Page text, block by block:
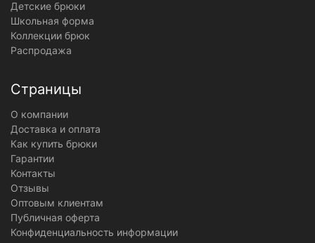
Детские брюки
Школьная форма
Коллекции брюк
Распродажа
Страницы
О компании
Доставка и оплата
Как купить брюки
Гарантии
Контакты
Отзывы
Оптовым клиентам
Публичная оферта
Конфиденциальность информации